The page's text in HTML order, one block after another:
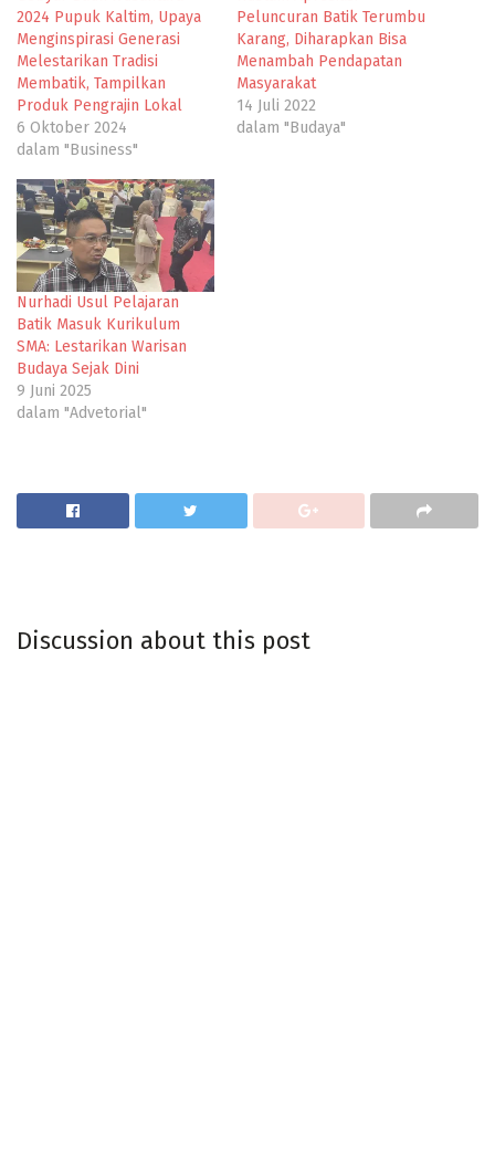
2024 Pupuk Kaltim, Upaya
Menginspirasi Generasi
Melestarikan Tradisi
Membatik, Tampilkan
Produk Pengrajin Lokal
6 Oktober 2024
dalam "Business"
Peluncuran Batik Terumbu
Karang, Diharapkan Bisa
Menambah Pendapatan
Masyarakat
14 Juli 2022
dalam "Budaya"
Nurhadi Usul Pelajaran
Batik Masuk Kurikulum
SMA: Lestarikan Warisan
Budaya Sejak Dini
9 Juni 2025
dalam "Advetorial"
Discussion about this post